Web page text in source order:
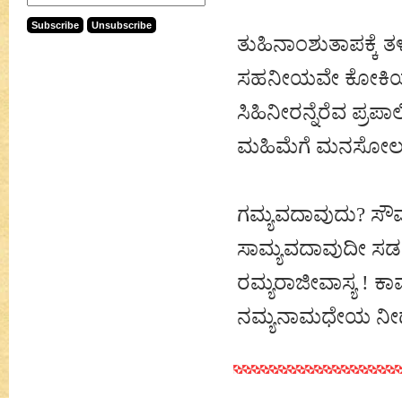
ತುಹಿನಾಂಶುತಾಪಕ್ಕೆ
ಸಹನೀಯವೇ
ಸಿಹಿನೀರನ್ನೆರೆವ
ಮಹಿಮೆಗೆ
ಗಮ್ಯವದಾವುದು?
ಸಾಮ್ಯವದಾವುದೀ
ರಮ್ಯರಾಜೀವಾಸ್ಯ !
ನಮ್ಯನಾಮಧೇಯ